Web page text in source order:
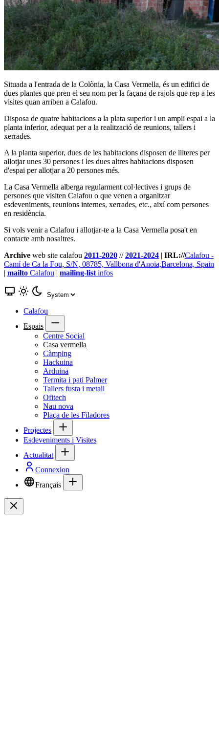
Situada a l'entrada de la Colònia, la Casa Vermella, és un edifici de
dues plantes que pren el seu nom per la façana de rajols que rep a les
visites quan arriben a Calafou.
Disposa de quatre habitacions a la plata superior i un ampli espai a la
planta inferior, adequat per a la realització de reunions, tallers i
xerrades.
A la planta superior, dues de les habitacions disposen de lliteres per
allotjar unes 30 persones i les dues altres habitacions disposen
d'espai per allotjar a 20 persones més.
La Casa Vermella alberga regularment col·lectives i grups de
persones que visiten Calafou o que venen a organitzar
esdeveniments, reunions internes, xerrades, etc., així com persones
en residència.
Si vols venir a Calafou i allotjar-te a la Casa Vermella posa't en
contacte amb nosaltres.
Archive web site calafou 2011-2020 //2021-2024 | IRL://Calafou -
Camí de Ca la Fou, S/N, 08785, Vallbona d'Anoia,Barcelona, Spain
| mailto Calafou | mailing-list infos
Calafou
Espais
Centre Social
Casa vermella
Càmping
Hackuina
Arduina
Termita i pati Palmer
Tallers fusta i metall
Ofitech
Nau nova
Plaça de les Filadores
Projectes
Esdeveniments i Visites
Actualitat
Connexion
Français